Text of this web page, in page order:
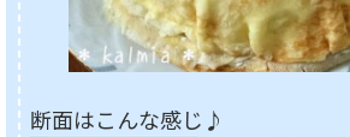
断面はこんな感じ♪